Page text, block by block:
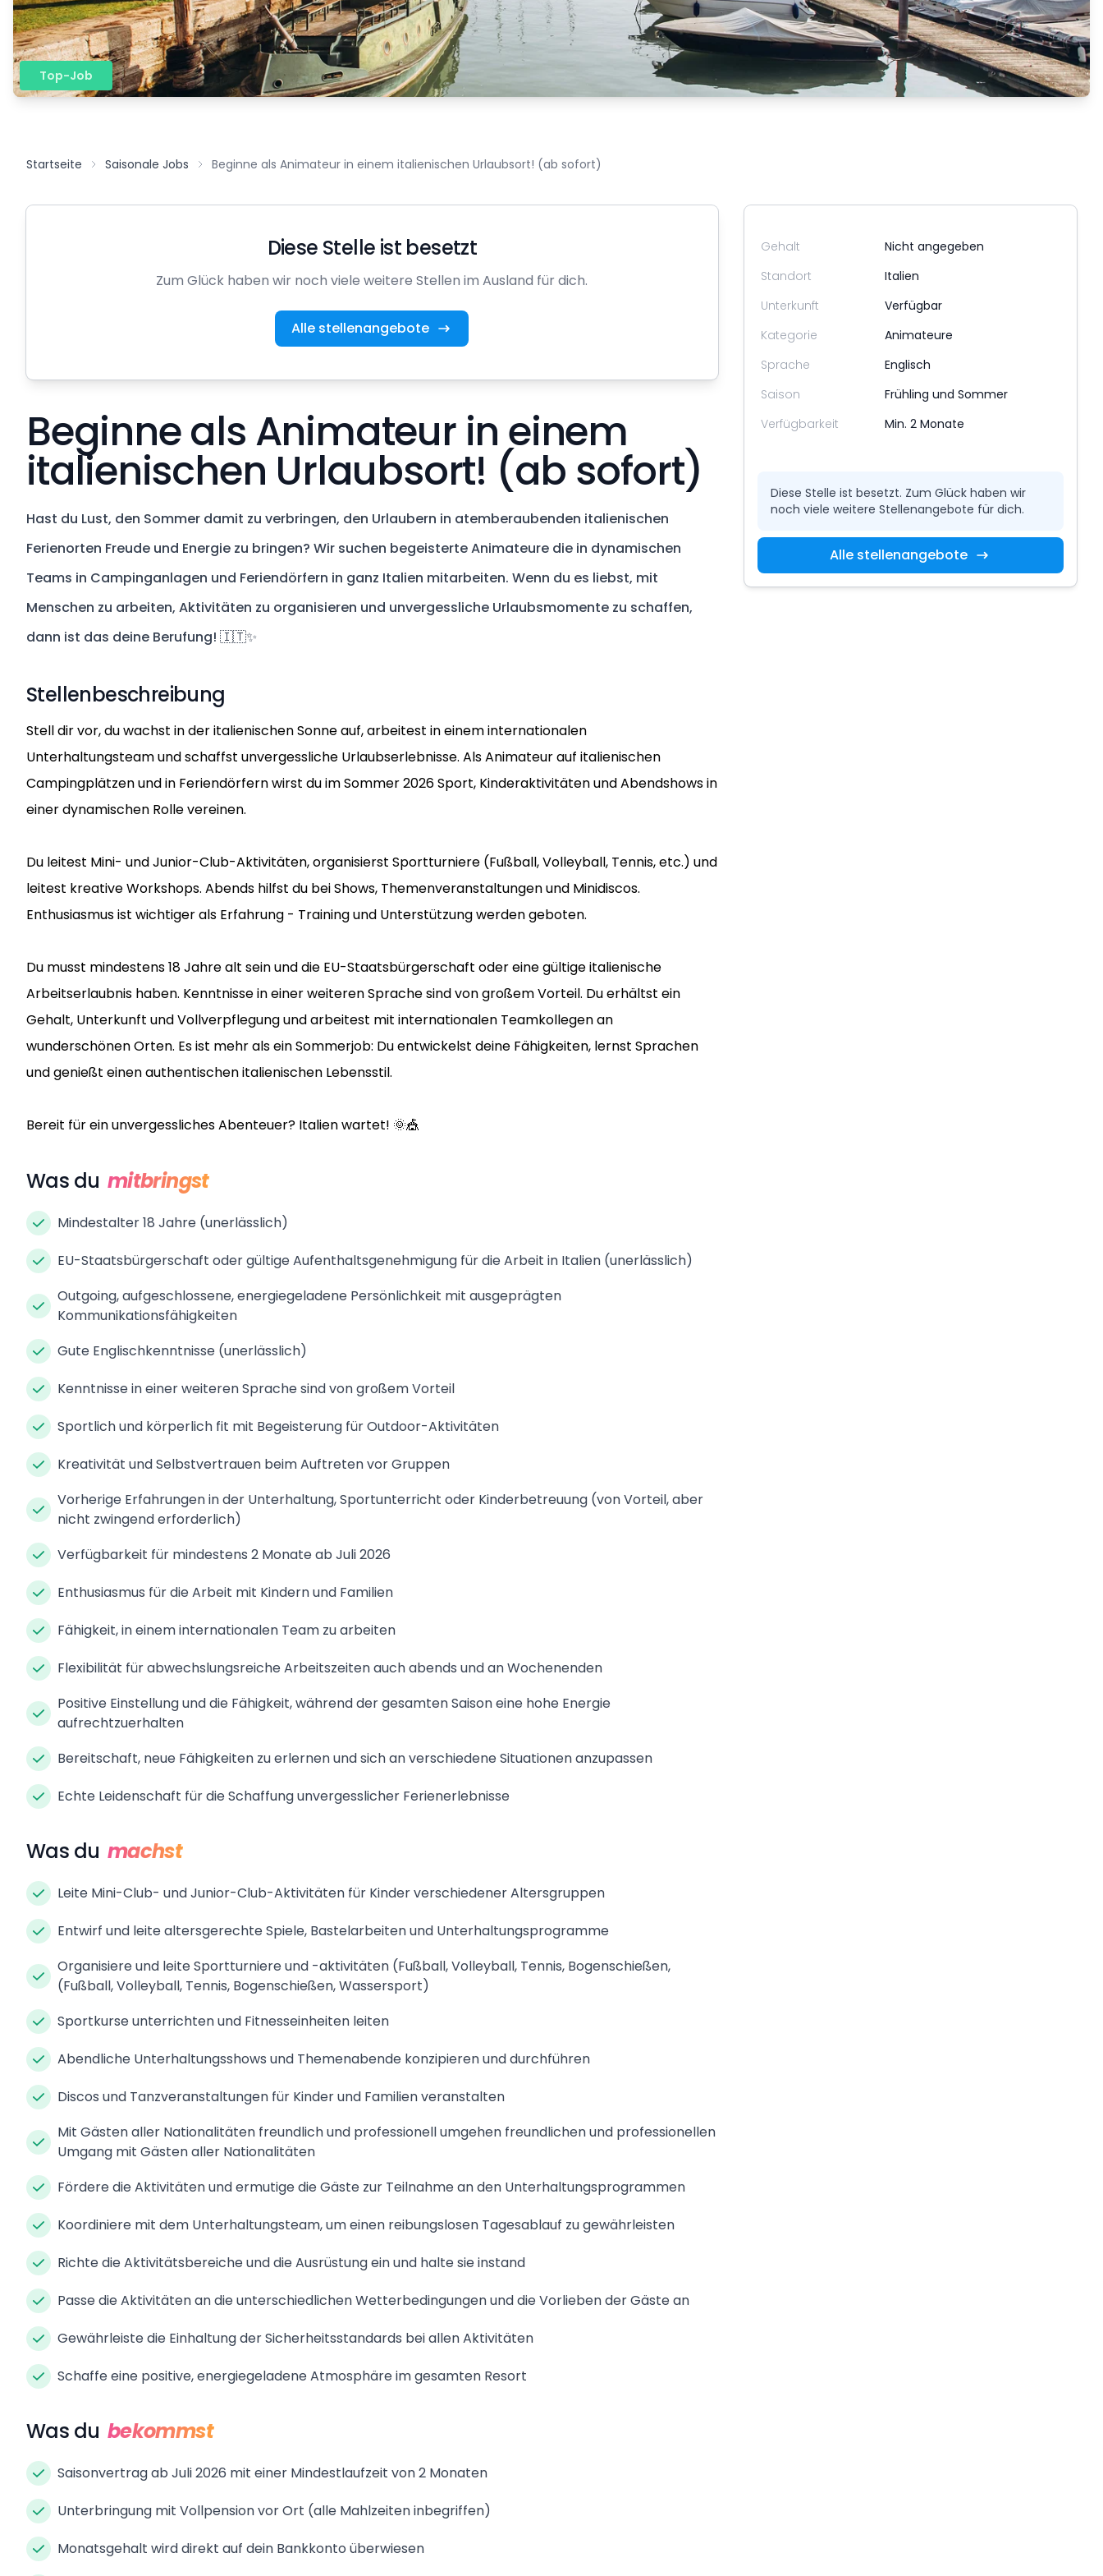
Top-Job
Startseite Saisonale Jobs Beginne als Animateur in einem italienischen Urlaubsort! (ab sofort)
Diese Stelle ist besetzt
Zum Glück haben wir noch viele weitere Stellen im Ausland für dich.
Alle stellenangebote
Beginne als Animateur in einem
italienischen Urlaubsort! (ab sofort)
Hast du Lust, den Sommer damit zu verbringen, den Urlaubern in atemberaubenden italienischen
Ferienorten Freude und Energie zu bringen? Wir suchen begeisterte Animateure die in dynamischen
Teams in Campinganlagen und Feriendörfern in ganz Italien mitarbeiten. Wenn du es liebst, mit
Menschen zu arbeiten, Aktivitäten zu organisieren und unvergessliche Urlaubsmomente zu schaffen,
dann ist das deine Berufung! 🇮🇹✨
Stellenbeschreibung
Stell dir vor, du wachst in der italienischen Sonne auf, arbeitest in einem internationalen
Unterhaltungsteam und schaffst unvergessliche Urlaubserlebnisse. Als Animateur auf italienischen
Campingplätzen und in Feriendörfern wirst du im Sommer 2026 Sport, Kinderaktivitäten und Abendshows in
einer dynamischen Rolle vereinen.
Du leitest Mini- und Junior-Club-Aktivitäten, organisierst Sportturniere (Fußball, Volleyball, Tennis, etc.) und
leitest kreative Workshops. Abends hilfst du bei Shows, Themenveranstaltungen und Minidiscos.
Enthusiasmus ist wichtiger als Erfahrung - Training und Unterstützung werden geboten.
Du musst mindestens 18 Jahre alt sein und die EU-Staatsbürgerschaft oder eine gültige italienische
Arbeitserlaubnis haben. Kenntnisse in einer weiteren Sprache sind von großem Vorteil. Du erhältst ein
Gehalt, Unterkunft und Vollverpflegung und arbeitest mit internationalen Teamkollegen an
wunderschönen Orten. Es ist mehr als ein Sommerjob: Du entwickelst deine Fähigkeiten, lernst Sprachen
und genießt einen authentischen italienischen Lebensstil.
Bereit für ein unvergessliches Abenteuer? Italien wartet! 🌞🎪
Was du mitbringst
Mindestalter 18 Jahre (unerlässlich)
EU-Staatsbürgerschaft oder gültige Aufenthaltsgenehmigung für die Arbeit in Italien (unerlässlich)
Outgoing, aufgeschlossene, energiegeladene Persönlichkeit mit ausgeprägten
Kommunikationsfähigkeiten
Gute Englischkenntnisse (unerlässlich)
Kenntnisse in einer weiteren Sprache sind von großem Vorteil
Sportlich und körperlich fit mit Begeisterung für Outdoor-Aktivitäten
Kreativität und Selbstvertrauen beim Auftreten vor Gruppen
Vorherige Erfahrungen in der Unterhaltung, Sportunterricht oder Kinderbetreuung (von Vorteil, aber
nicht zwingend erforderlich)
Verfügbarkeit für mindestens 2 Monate ab Juli 2026
Enthusiasmus für die Arbeit mit Kindern und Familien
Fähigkeit, in einem internationalen Team zu arbeiten
Flexibilität für abwechslungsreiche Arbeitszeiten auch abends und an Wochenenden
Positive Einstellung und die Fähigkeit, während der gesamten Saison eine hohe Energie
aufrechtzuerhalten
Bereitschaft, neue Fähigkeiten zu erlernen und sich an verschiedene Situationen anzupassen
Echte Leidenschaft für die Schaffung unvergesslicher Ferienerlebnisse
Was du machst
Leite Mini-Club- und Junior-Club-Aktivitäten für Kinder verschiedener Altersgruppen
Entwirf und leite altersgerechte Spiele, Bastelarbeiten und Unterhaltungsprogramme
Organisiere und leite Sportturniere und -aktivitäten (Fußball, Volleyball, Tennis, Bogenschießen,
(Fußball, Volleyball, Tennis, Bogenschießen, Wassersport)
Sportkurse unterrichten und Fitnesseinheiten leiten
Abendliche Unterhaltungsshows und Themenabende konzipieren und durchführen
Discos und Tanzveranstaltungen für Kinder und Familien veranstalten
Mit Gästen aller Nationalitäten freundlich und professionell umgehen freundlichen und professionellen
Umgang mit Gästen aller Nationalitäten
Fördere die Aktivitäten und ermutige die Gäste zur Teilnahme an den Unterhaltungsprogrammen
Koordiniere mit dem Unterhaltungsteam, um einen reibungslosen Tagesablauf zu gewährleisten
Richte die Aktivitätsbereiche und die Ausrüstung ein und halte sie instand
Passe die Aktivitäten an die unterschiedlichen Wetterbedingungen und die Vorlieben der Gäste an
Gewährleiste die Einhaltung der Sicherheitsstandards bei allen Aktivitäten
Schaffe eine positive, energiegeladene Atmosphäre im gesamten Resort
Was du bekommst
Saisonvertrag ab Juli 2026 mit einer Mindestlaufzeit von 2 Monaten
Unterbringung mit Vollpension vor Ort (alle Mahlzeiten inbegriffen)
Monatsgehalt wird direkt auf dein Bankkonto überwiesen
Gehalt
Nicht angegeben
Standort
Italien
Unterkunft
Verfügbar
Kategorie
Animateure
Sprache
Englisch
Saison
Frühling und Sommer
Verfügbarkeit
Min. 2 Monate
Diese Stelle ist besetzt. Zum Glück haben wir
noch viele weitere Stellenangebote für dich.
Alle stellenangebote